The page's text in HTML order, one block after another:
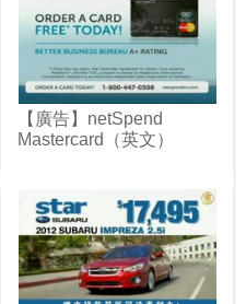
【廣告】netSpend
Mastercard（英文）